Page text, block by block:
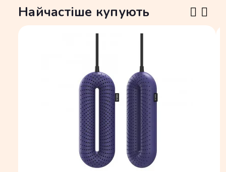
Найчастіше купують